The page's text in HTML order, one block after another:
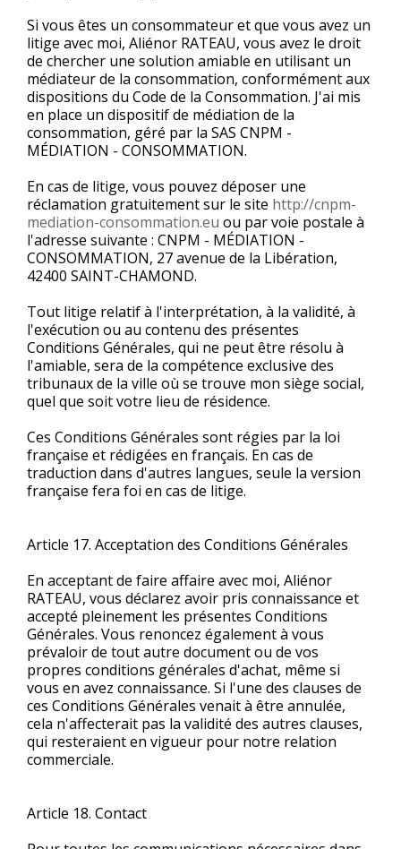
Si vous êtes un consommateur et que vous avez un
litige avec moi, Aliénor RATEAU, vous avez le droit
de chercher une solution amiable en utilisant un
médiateur de la consommation, conformément aux
dispositions du Code de la Consommation. J'ai mis
en place un dispositif de médiation de la
consommation, géré par la SAS CNPM -
MÉDIATION - CONSOMMATION.
En cas de litige, vous pouvez déposer une
réclamation gratuitement sur le site http://cnpm-
mediation-consommation.eu ou par voie postale à
l'adresse suivante : CNPM - MÉDIATION -
CONSOMMATION, 27 avenue de la Libération,
42400 SAINT-CHAMOND.
Tout litige relatif à l'interprétation, à la validité, à
l'exécution ou au contenu des présentes
Conditions Générales, qui ne peut être résolu à
l'amiable, sera de la compétence exclusive des
tribunaux de la ville où se trouve mon siège social,
quel que soit votre lieu de résidence.
Ces Conditions Générales sont régies par la loi
française et rédigées en français. En cas de
traduction dans d'autres langues, seule la version
française fera foi en cas de litige.
Article 17. Acceptation des Conditions Générales
En acceptant de faire affaire avec moi, Aliénor
RATEAU, vous déclarez avoir pris connaissance et
accepté pleinement les présentes Conditions
Générales. Vous renoncez également à vous
prévaloir de tout autre document ou de vos
propres conditions générales d'achat, même si
vous en avez connaissance. Si l'une des clauses de
ces Conditions Générales venait à être annulée,
cela n'affecterait pas la validité des autres clauses,
qui resteraient en vigueur pour notre relation
commerciale.
Article 18. Contact